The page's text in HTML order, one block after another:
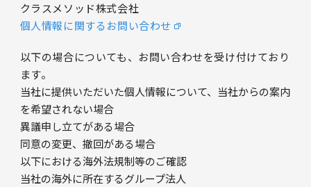
クラスメソッド株式会社
個人情報に関するお問い合わせ
以下の場合についても、お問い合わせを受け付けており
ます。
当社に提供いただいた個人情報について、当社からの案内
を希望されない場合
異議申し立てがある場合
同意の変更、撤回がある場合
以下における海外法規制等のご確認
当社の海外に所在するグループ法人